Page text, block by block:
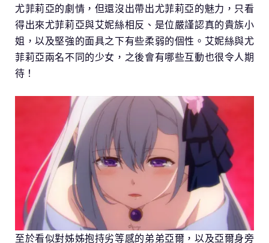
尤菲莉亞的劇情，但還沒出帶出尤菲莉亞的魅力，只看
得出來尤菲莉亞與艾妮絲相反、是位嚴謹認真的貴族小
姐，以及堅強的面具之下有些柔弱的個性。艾妮絲與尤
菲莉亞兩名不同的少女，之後會有哪些互動也很令人期
待！
至於看似對姊姊抱持劣等感的弟弟亞爾，以及亞爾身旁